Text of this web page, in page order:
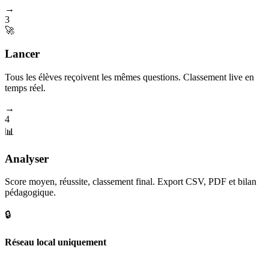
→
3
🚀
Lancer
Tous les élèves reçoivent les mêmes questions. Classement live en
temps réel.
→
4
📊
Analyser
Score moyen, réussite, classement final. Export CSV, PDF et bilan
pédagogique.
🔒
Réseau local uniquement